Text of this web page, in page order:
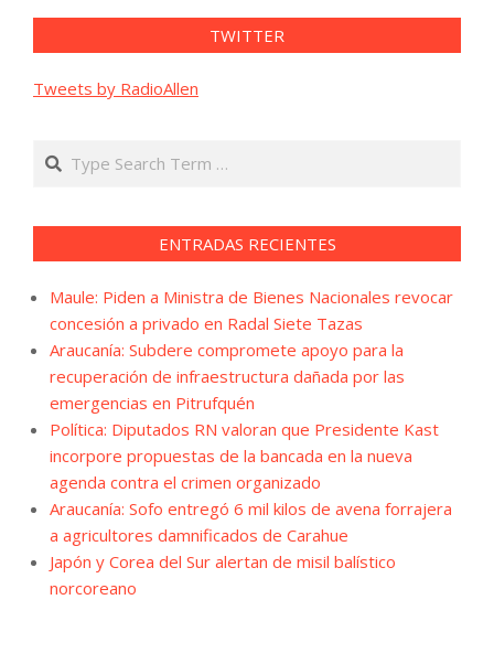
TWITTER
Tweets by RadioAllen
Search
ENTRADAS RECIENTES
Maule: Piden a Ministra de Bienes Nacionales revocar
concesión a privado en Radal Siete Tazas
Araucanía: Subdere compromete apoyo para la
recuperación de infraestructura dañada por las
emergencias en Pitrufquén
Política: Diputados RN valoran que Presidente Kast
incorpore propuestas de la bancada en la nueva
agenda contra el crimen organizado
Araucanía: Sofo entregó 6 mil kilos de avena forrajera
a agricultores damnificados de Carahue
Japón y Corea del Sur alertan de misil balístico
norcoreano